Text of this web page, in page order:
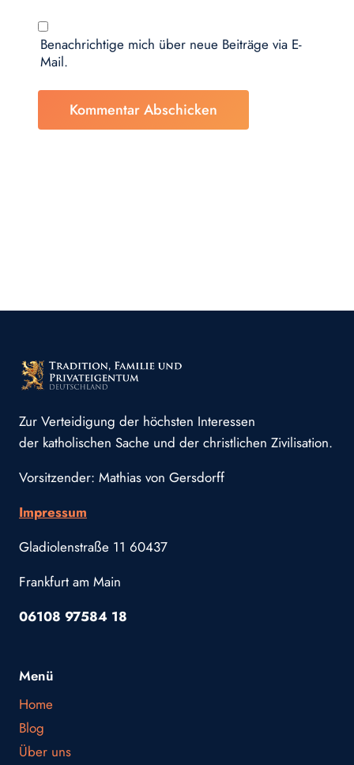
Benachrichtige mich über neue Beiträge via E-
Mail.
Zur Verteidigung der höchsten Interessen
der katholischen Sache und der christlichen Zivilisation.
Vorsitzender: Mathias von Gersdorff
Impressum
Gladiolenstraße 11 60437
Frankfurt am Main
06108 97584 18
Menü
Home
Blog
Über uns